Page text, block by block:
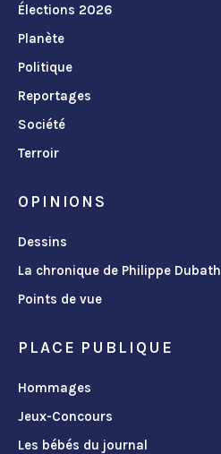
Élections 2026
Planète
Politique
Reportages
Société
Terroir
OPINIONS
Dessins
La chronique de Philippe Dubath
Points de vue
PLACE PUBLIQUE
Hommages
Jeux-Concours
Les bébés du journal